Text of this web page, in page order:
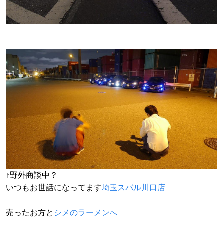
↑野外商談中？
いつもお世話になってます埼玉スバル川口店
売ったお方と シメのラーメンへ